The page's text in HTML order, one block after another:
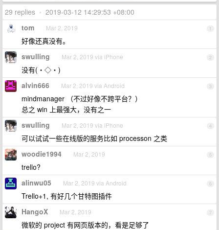
29 replies • 2019-03-12 14:29:53 +08:00
1
tom Mar 2, 2019
好像还真没有。
2
swulling Mar 2, 2019 via iPhone
没有(・◇・)
3
alvin666 Mar 2, 2019 via Android
mindmanager （不过好像不跨平台？）
总之 win 上最强大，没有之一
4
swulling Mar 2, 2019 via iPhone
可以试试一些在线版的服务比如 processon 之类
5
woodie1994 Mar 2, 2019
trello?
6
alinwu05 Mar 2, 2019 via Android
Trello+1, 有好几个甘特图插件
7
HangoX Mar 2, 2019
微软的 project 有网页版本的，看是足够了